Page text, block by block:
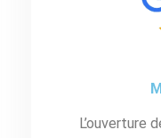
L’ouverture